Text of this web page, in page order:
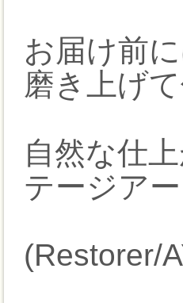
お届け前
磨き上げ
自然な仕
テージア
(Restorer/